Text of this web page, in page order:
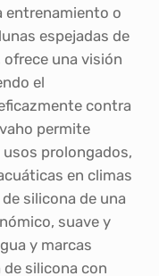
entrenamiento o
espejadas de
una visión
el
contra
permite
prolongados,
en climas
silicona de una
suave y
y marcas
silicona con